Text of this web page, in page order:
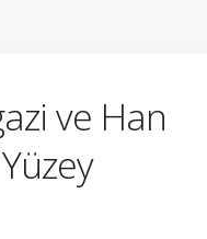
ve Han